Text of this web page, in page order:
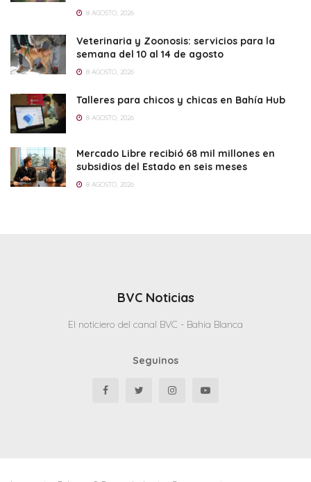
8 AGOSTO, 2026
Veterinaria y Zoonosis: servicios para la
semana del 10 al 14 de agosto
8 AGOSTO, 2026
Talleres para chicos y chicas en Bahía Hub
8 AGOSTO, 2026
Mercado Libre recibió 68 mil millones en
subsidios del Estado en seis meses
8 AGOSTO, 2026
BVC Noticias
El noticiero del canal BVC - Bahia Blanca
Seguinos